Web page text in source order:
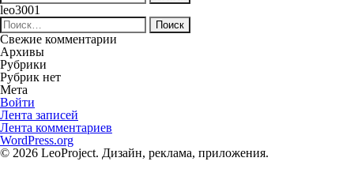
leo3001
Найти:
Свежие комментарии
Архивы
Рубрики
Рубрик нет
Мета
Войти
Лента записей
Лента комментариев
WordPress.org
© 2026 LeoProject. Дизайн, реклама, приложения.